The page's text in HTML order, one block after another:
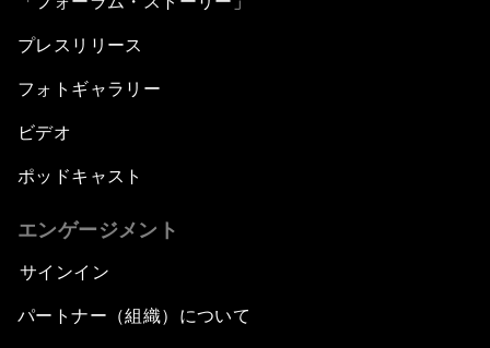
プレスリリース
フォトギャラリー
ビデオ
ポッドキャスト
エンゲージメント
サインイン
パートナー（組織）について